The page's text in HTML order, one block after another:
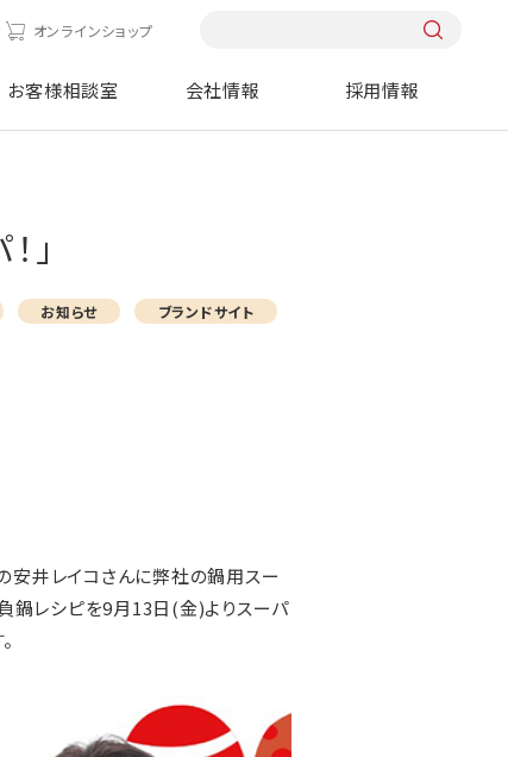
オンラインショップ
お客様相談室 会社情報 採用情報
」
お知らせ ブランドサイト
安井レイコさんに弊社の鍋用スー
鍋レシピを9月13日(金)よりスーパ